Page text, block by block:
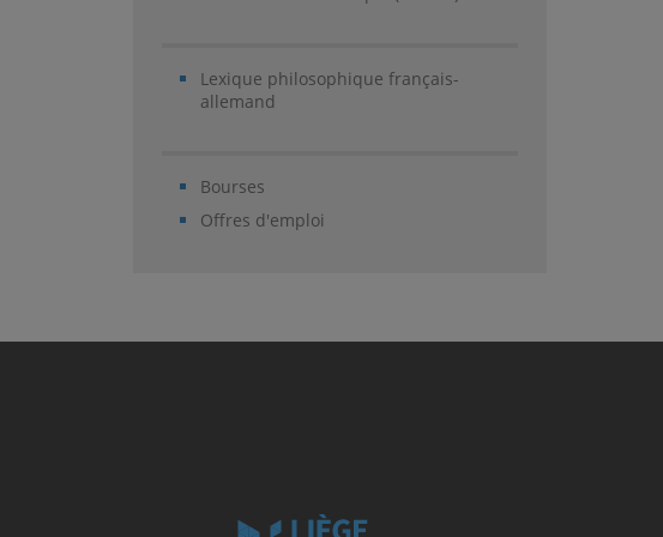
Lexique philosophique français-
allemand
Bourses
Offres d'emploi